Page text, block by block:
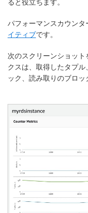
ると役立ちます。
パフォーマンスカウンタ
イティブです。
次のスクリーンショッ
クスは、取得したタプ
ック、読み取りのブロッ